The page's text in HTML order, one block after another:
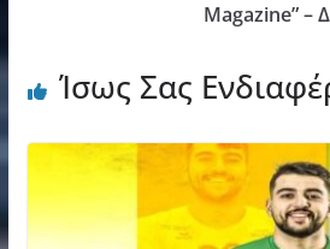
Magazine” –
Ίσως Σας